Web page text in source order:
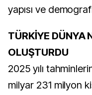
yapısı ve
TÜRKİYE DÜNYA
OLUŞTURDU
2025 yılı
milyar 231 milyon